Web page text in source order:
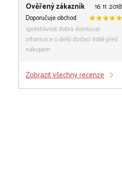
Ověřený zákazník
16. 11. 2018
Doporučuje obchod
spolehlivost dobrá domluva)
informace o delší dodací době před
nákupem
Zobrazit všechny recenze